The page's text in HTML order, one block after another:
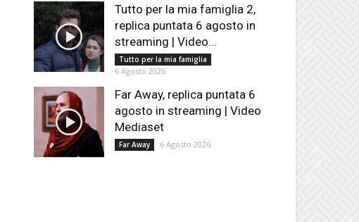
Tutto per la mia famiglia 2,
replica puntata 6 agosto in
streaming | Video...
Tutto per la mia famiglia
6 Agosto 2026
Far Away, replica puntata 6
agosto in streaming | Video
Mediaset
Far Away 6 Agosto 2026